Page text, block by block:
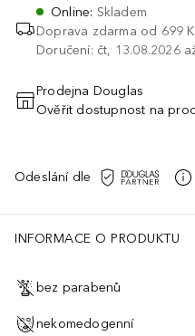
Online: Skladem
Doprava zdarma od 699
Doručení: čt, 13.08.2026
PŘIDAT
Prodejna Douglas
Ověřit dostupnost na
Odeslání dle
INFORMACE O PRODUKTU
bez parabenů
nekomedogenní